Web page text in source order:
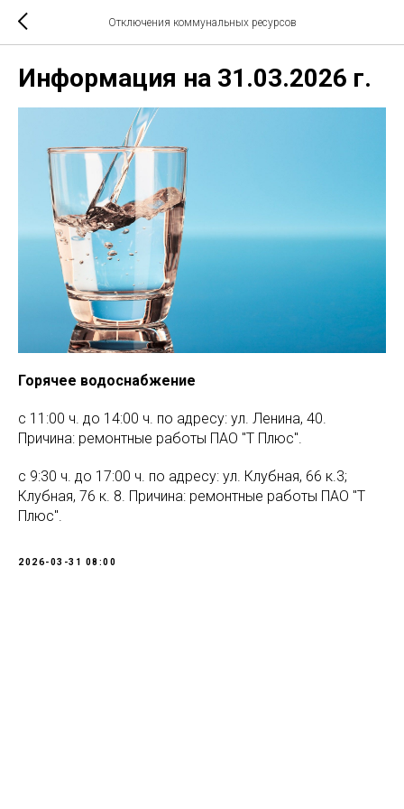
Отключения коммунальных ресурсов
Информация на 31.03.2026 г.
Горячее водоснабжение
с 11:00 ч. до 14:00 ч. по адресу: ул. Ленина, 40.
Причина: ремонтные работы ПАО "Т Плюс".
с 9:30 ч. до 17:00 ч. по адресу: ул. Клубная, 66 к.3;
Клубная, 76 к. 8. Причина: ремонтные работы ПАО "Т
Плюс".
2026-03-31 08:00